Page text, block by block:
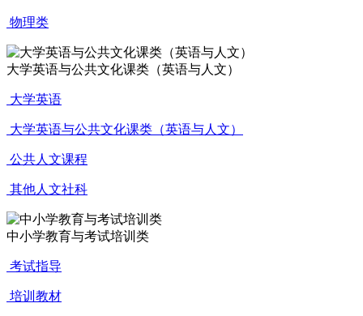
物理类
大学英语与公共文化课类（英语与人文）
大学英语
大学英语与公共文化课类（英语与人文）
公共人文课程
其他人文社科
中小学教育与考试培训类
考试指导
培训教材